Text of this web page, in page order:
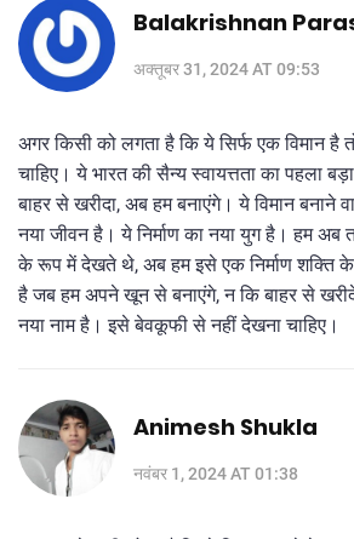
Balakrishnan
अक्तूबर 31, 2024 AT 09:53
अगर किसी को लगता है कि ये सिर्फ एक विमान है
चाहिए। ये भारत की सैन्य स्वायत्तता का पहला
बाहर से खरीदा, अब हम बनाएंगे। ये विमान बनाने
नया जीवन है। ये निर्माण का नया युग है। हम अब
के रूप में देखते थे, अब हम इसे एक निर्माण शक्ति
है जब हम अपने खून से बनाएंगे, न कि बाहर से
नया नाम है। इसे बेवकूफी से नहीं देखना चाहिए।
Animesh Shukla
नवंबर 1, 2024 AT 01:38